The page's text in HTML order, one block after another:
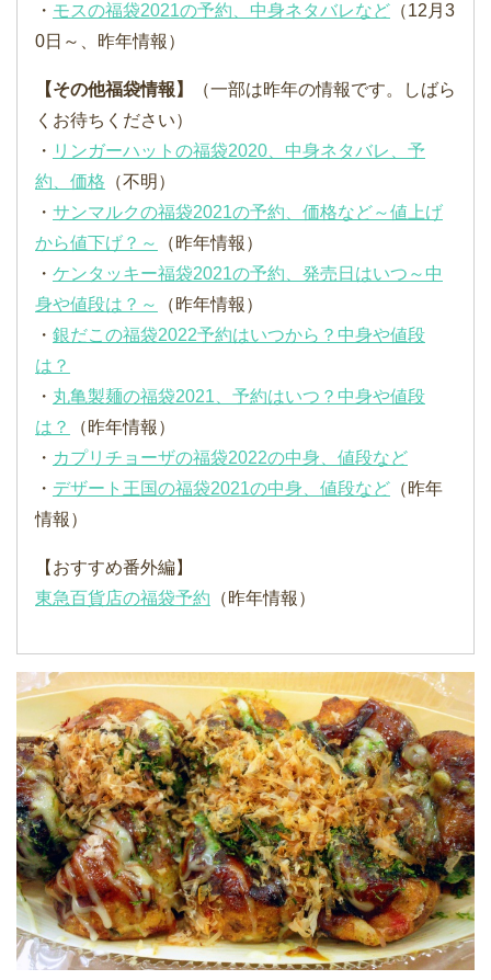
・ モスの福袋2021の予約、中身ネタバレなど （12月3
0日～、昨年情報）
【その他福袋情報】
（一部は昨年の情報です。しばら
くお待ちください）
・ リンガーハットの福袋2020、中身ネタバレ、予
約、価格 （不明）
・ サンマルクの福袋2021の予約、価格など～値上げ
から値下げ？～
（昨年情報）
・ ケンタッキー福袋2021の予約、発売日はいつ～中
身や値段は？～
（昨年情報）
・ 銀だこの福袋2022予約はいつから？中身や値段
は？
・ 丸亀製麺の福袋2021、予約はいつ？中身や値段
は？
（昨年情報）
・ カプリチョーザの福袋2022の中身、値段など
・ デザート王国の福袋2021の中身、値段など （昨年
情報）
【おすすめ番外編】
東急百貨店の福袋予約 （昨年情報）